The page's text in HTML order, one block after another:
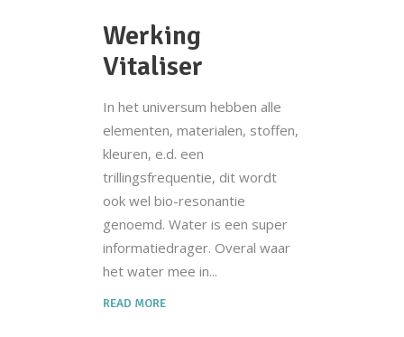
Werking
Vitaliser
In het universum hebben alle
elementen, materialen, stoffen,
kleuren, e.d. een
trillingsfrequentie, dit wordt
ook wel bio-resonantie
genoemd. Water is een super
informatiedrager. Overal waar
het water mee in
READ MORE